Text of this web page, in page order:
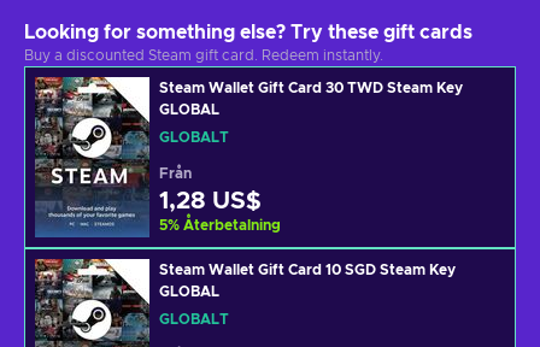
Looking for something else? Try these gift cards
Buy a discounted Steam gift card. Redeem instantly.
Steam Wallet Gift Card 30 TWD Steam Key
GLOBAL
GLOBALT
Från
1,28 US$
5% Återbetalning
Steam Wallet Gift Card 10 SGD Steam Key
GLOBAL
GLOBALT